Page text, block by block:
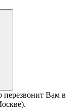
перезвонит Вам в